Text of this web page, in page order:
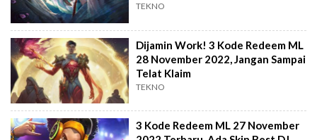
TEKNO
Dijamin Work! 3 Kode Redeem ML
28 November 2022, Jangan Sampai
Telat Klaim
TEKNO
3 Kode Redeem ML 27 November